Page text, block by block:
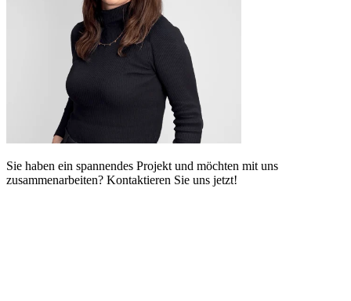
Sie haben ein spannendes Projekt und möchten mit uns
zusammenarbeiten? Kontaktieren Sie uns jetzt!